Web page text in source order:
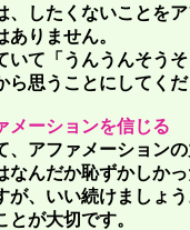
したくないことをア
りません。
て 「うんうんそう
思うことにしてくだ
メーションを信じる
アファメーションの
んだか恥ずかしかっ
、いい続けましょう
が大切です。